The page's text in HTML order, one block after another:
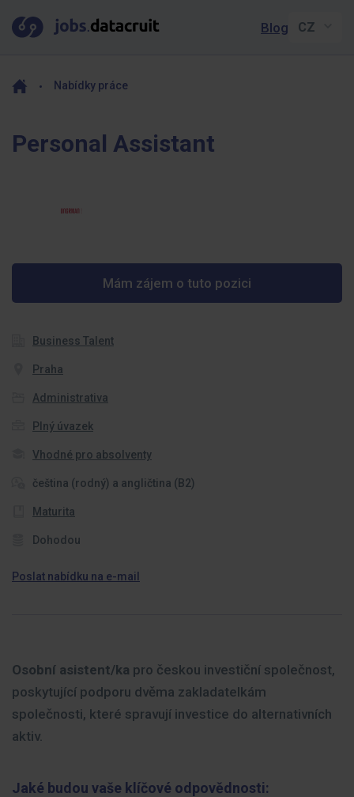
Blog
Nabídky práce
Personal Assistant
Mám zájem o tuto pozici
Business Talent
Praha
Administrativa
Plný úvazek
Vhodné pro absolventy
čeština (rodný) a angličtina (B2)
Maturita
Dohodou
Poslat nabídku na e-mail
Osobní asistent/ka pro českou investiční společnost,
poskytující podporu dvěma zakladatelkám
společnosti, které spravují investice do alternativních
aktiv.
Jaké budou vaše klíčové odpovědnosti: